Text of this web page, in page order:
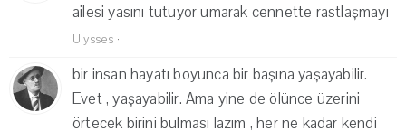
ailesi yasını tutuyor umarak cennette rastlaşmayı
Ulysses ·
bir insan hayatı boyunca bir başına yaşayabilir.
Evet , yaşayabilir. Ama yine de ölünce üzerini
örtecek birini bulması lazım , her ne kadar kendi